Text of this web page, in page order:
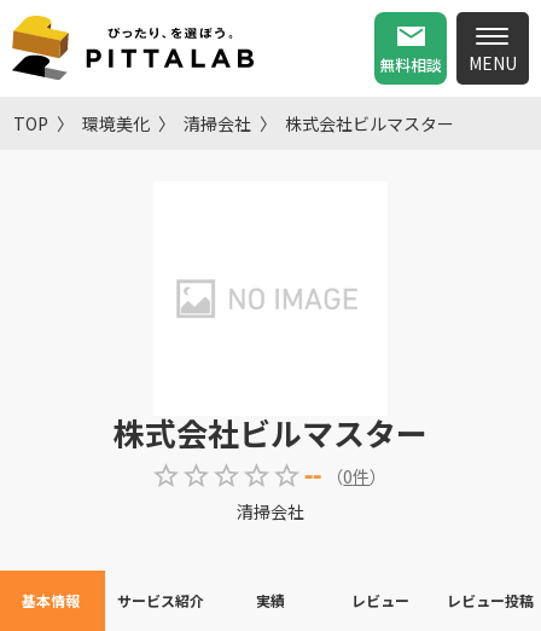
無料相談
TOP 環境美化 清掃会社 株式会社ビルマスター
株式会社ビルマスター
-- （0件）
清掃会社
基本情報 サービス紹介 実績 レビュー レビュー投稿